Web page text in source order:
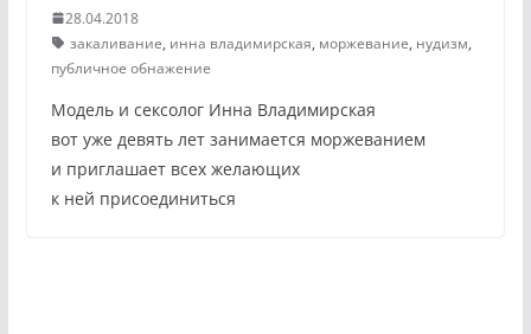
28.04.2018
закаливание, инна владимирская, моржевание, нудизм,
публичное обнажение
Модель и сексолог Инна Владимирская
вот уже девять лет занимается моржеванием
и приглашает всех желающих
к ней присоединиться